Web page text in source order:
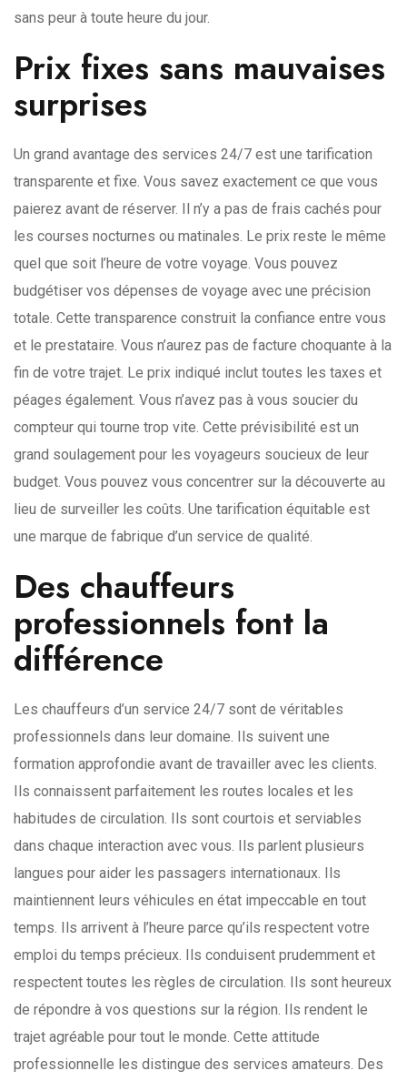
sans peur à toute heure du jour.
Prix fixes sans mauvaises
surprises
Un grand avantage des services 24/7 est une tarification
transparente et fixe. Vous savez exactement ce que vous
paierez avant de réserver. Il n’y a pas de frais cachés pour
les courses nocturnes ou matinales. Le prix reste le même
quel que soit l’heure de votre voyage. Vous pouvez
budgétiser vos dépenses de voyage avec une précision
totale. Cette transparence construit la confiance entre vous
et le prestataire. Vous n’aurez pas de facture choquante à la
fin de votre trajet. Le prix indiqué inclut toutes les taxes et
péages également. Vous n’avez pas à vous soucier du
compteur qui tourne trop vite. Cette prévisibilité est un
grand soulagement pour les voyageurs soucieux de leur
budget. Vous pouvez vous concentrer sur la découverte au
lieu de surveiller les coûts. Une tarification équitable est
une marque de fabrique d’un service de qualité.
Des chauffeurs
professionnels font la
différence
Les chauffeurs d’un service 24/7 sont de véritables
professionnels dans leur domaine. Ils suivent une
formation approfondie avant de travailler avec les clients.
Ils connaissent parfaitement les routes locales et les
habitudes de circulation. Ils sont courtois et serviables
dans chaque interaction avec vous. Ils parlent plusieurs
langues pour aider les passagers internationaux. Ils
maintiennent leurs véhicules en état impeccable en tout
temps. Ils arrivent à l’heure parce qu’ils respectent votre
emploi du temps précieux. Ils conduisent prudemment et
respectent toutes les règles de circulation. Ils sont heureux
de répondre à vos questions sur la région. Ils rendent le
trajet agréable pour tout le monde. Cette attitude
professionnelle les distingue des services amateurs. Des